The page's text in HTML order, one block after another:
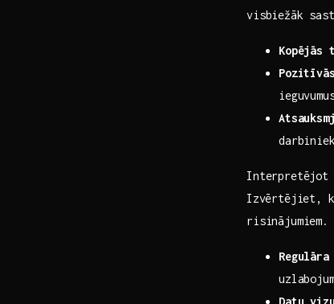
visbiežāk‍
Kopējās
Interpretējot‌
⁣Izvērtējiet,
risinājumiem.⁢
Datu⁢